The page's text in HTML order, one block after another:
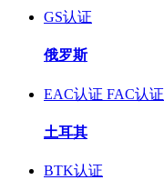
GS认证
俄罗斯
EAC认证 FAC认证
土耳其
BTK认证